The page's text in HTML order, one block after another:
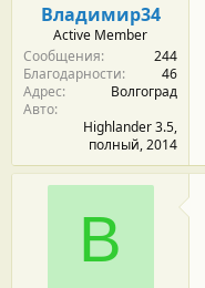
Владимир34
Active Member
Сообщения
244
Благодарности
46
Адрес
Волгоград
Авто
Highlander 3.5,
полный, 2014
В